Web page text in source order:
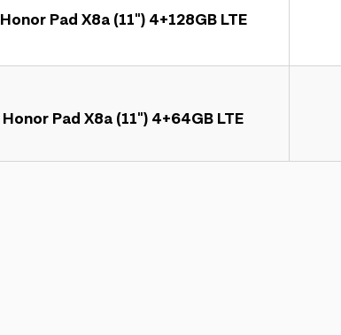
Honor Pad X8a (11") 4+128GB LTE
Honor Pad X8a (11") 4+64GB LTE